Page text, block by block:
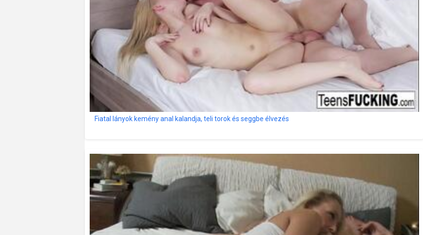
Fiatal lányok kemény anal kalandja, teli torok és seggbe élvezés